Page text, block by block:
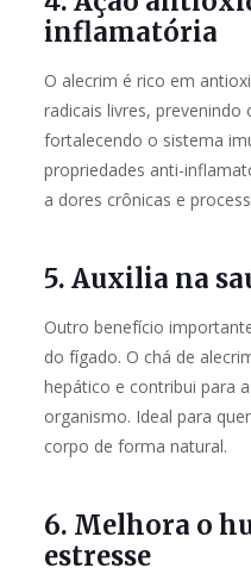
inflamatória
O alecrim é rico em
radicais livres,
fortalecendo o sistema
propriedades anti-
a dores crônicas e
5. Auxilia na
Outro benefício
do fígado. O chá de
hepático e contribui para
organismo. Ideal para
corpo de forma natural.
6. Melhora o
estresse